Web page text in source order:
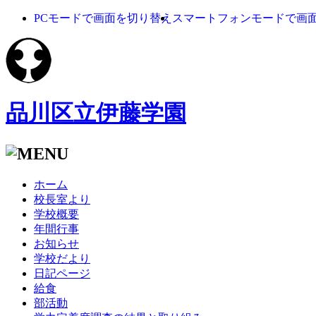
PCモードで画面を切り替え スマートフォンモードで画
品川区立伊藤学園
ホーム
校長室より
学校概要
年間行事
お知らせ
学校だより
日記ページ
給食
部活動